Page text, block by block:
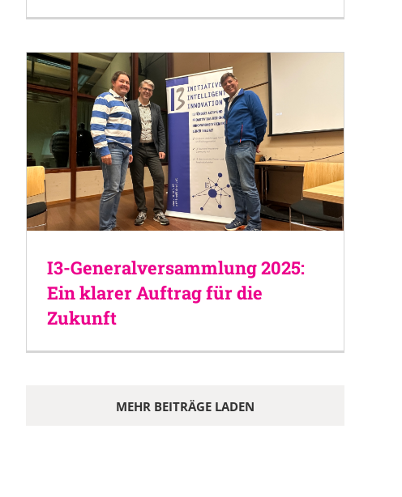
I3-Generalversammlung 2025:
Ein klarer Auftrag für die
Zukunft
MEHR BEITRÄGE LADEN